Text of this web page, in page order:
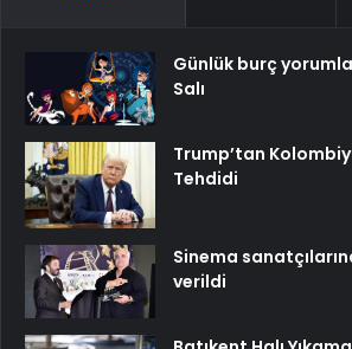
Günlük burç
Salı
Trump’tan
Tehdidi
Sinema
verildi